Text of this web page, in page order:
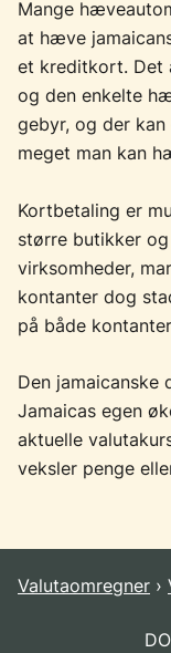
Mange
at hæve
et kreditkort. Det
og den enkelte
gebyr, og der
meget man kan
Kortbetaling er
større butikker
virksomheder,
kontanter dog
på både
Den
Jamaicas egen
aktuelle
veksler penge
Valutaomregner